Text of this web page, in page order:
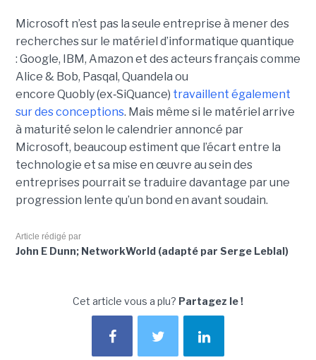
Microsoft n’est pas la seule entreprise à mener des
recherches sur le matériel d’informatique quantique
: Google, IBM, Amazon et des acteurs français comme
Alice & Bob, Pasqal, Quandela ou
encore Quobly (ex‑SiQuance) travaillent également
sur des conceptions. Mais même si le matériel arrive
à maturité selon le calendrier annoncé par
Microsoft, beaucoup estiment que l’écart entre la
technologie et sa mise en œuvre au sein des
entreprises pourrait se traduire davantage parune
progression lente qu’un bond en avant soudain.
Article rédigé par
John E Dunn; NetworkWorld (adapté par Serge Leblal)
Cet article vous a plu? Partagez le !